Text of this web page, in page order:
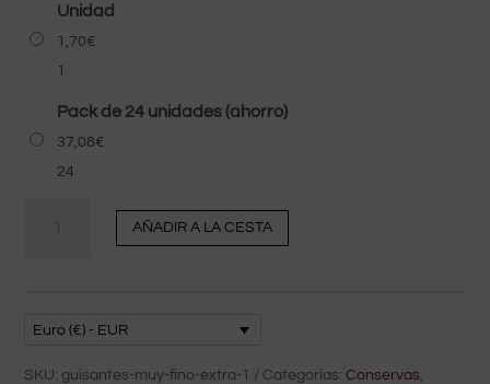
Unidad
1,70€
1
Pack de 24 unidades (ahorro)
37,08€
24
La
AÑADIR A LA CESTA
Euro (€) - EUR
SKU: guisantes-muy-fino-extra-1 Categorías:Conservas